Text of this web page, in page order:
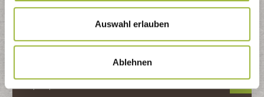
Auswahl erlauben
Ablehnen
Kontaktformular
Ansprechpartner